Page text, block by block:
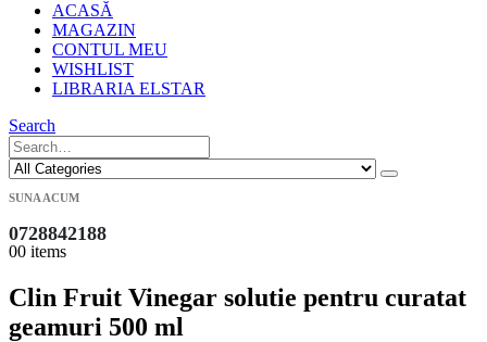
ACASĂ
MAGAZIN
CONTUL MEU
WISHLIST
LIBRARIA ELSTAR
Search
SUNA ACUM
0728842188
00 items
Clin Fruit Vinegar solutie pentru curatat
geamuri 500 ml